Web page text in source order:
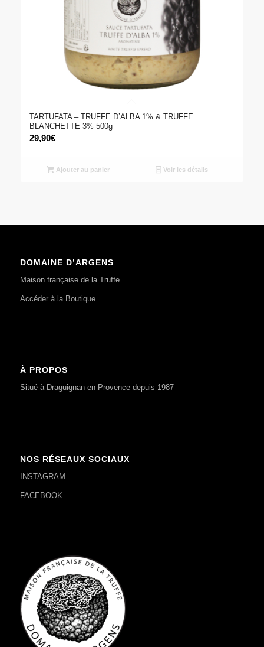
TARTUFATA – TRUFFE D’ALBA 1% & TRUFFE
BLANCHETTE 3% 500g
29,90€
Ajouter au panier Voir les détails
DOMAINE D’ARGENS
Maison française de la Truffe
Accéder à la Boutique
À PROPOS
Situé à Draguignan en Provence depuis 1987
NOS RÉSEAUX SOCIAUX
INSTAGRAM
FACEBOOK